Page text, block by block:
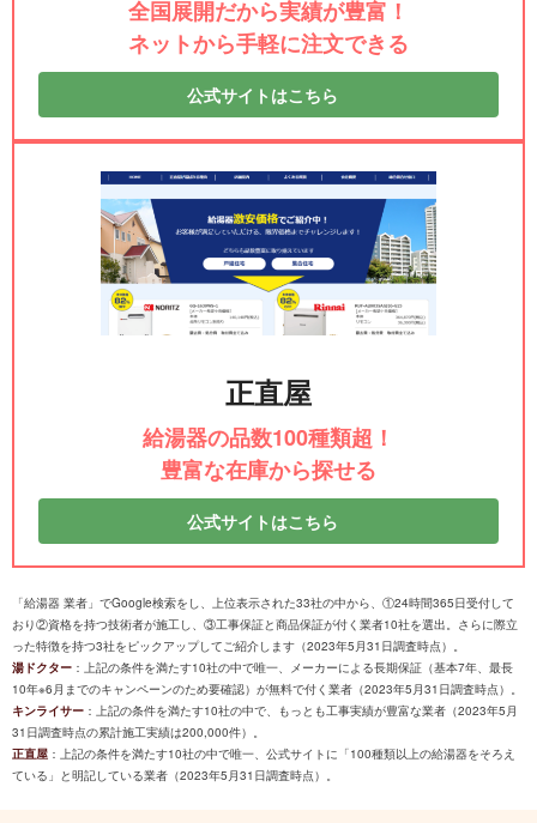
全国展開だから実績が豊富！
ネットから手軽に注文できる
公式サイトはこちら
正直屋
給湯器の品数100種類超！
豊富な在庫から探せる
公式サイトはこちら
「給湯器 業者」でGoogle検索をし、上位表示された33社の中から、①24時間365日受付して
おり②資格を持つ技術者が施工し、③工事保証と商品保証が付く業者10社を選出。さらに際立
った特徴を持つ3社をピックアップしてご紹介します（2023年5月31日調査時点）。
湯ドクター ：上記の条件を満たす10社の中で唯一、メーカーによる長期保証（基本7年、最長
10年※6月までのキャンペーンのため要確認）が無料で付く業者（2023年5月31日調査時点）。
キンライサー ：上記の条件を満たす10社の中で、もっとも工事実績が豊富な業者（2023年5月
31日調査時点の累計施工実績は200,000件）。
正直屋 ：上記の条件を満たす10社の中で唯一、公式サイトに「100種類以上の給湯器をそろえ
ている」と明記している業者（2023年5月31日調査時点）。